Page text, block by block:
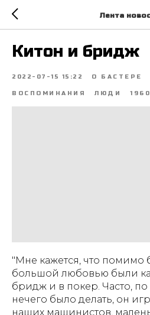
Лента
Китон и бридж
2022-07-15 15:22 О БАСТЕРЕ
ВОСПОМИНАНИЯ ЛЮДИ
"Мне кажется, что помимо
большой любовью были
бридж и в покер. Часто,
нечего было делать, он
наших машинистов,